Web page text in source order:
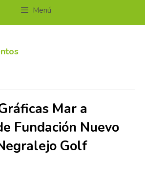
Menú
Mar a
Fundación Nuevo
Golf